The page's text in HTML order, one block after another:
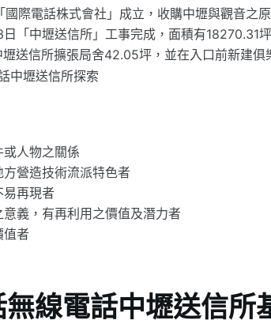
際電話株式會社」成立，收購中壢與觀音之
「中壢送信所」工事完成，面積有18270.31
壢送信所擴張局舍42.05坪，並在入口前新建俱
人物之關係
營造技術流派特色者
易再現者
義，有再利用之價值及潛力者
值者
無線電話中壢送信所